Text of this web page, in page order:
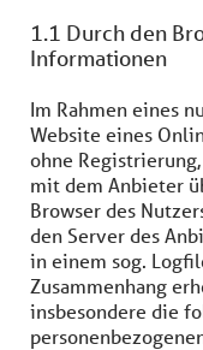
1.1 Durch den
Informationen
Im Rahmen eines
Website eines
ohne
mit dem Anbieter
Browser des
den Server des
in einem sog.
Zusammenhang
insbesondere die